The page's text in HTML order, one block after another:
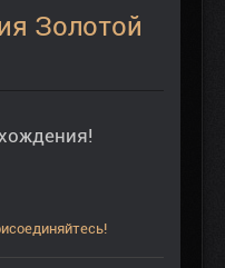
Золотой